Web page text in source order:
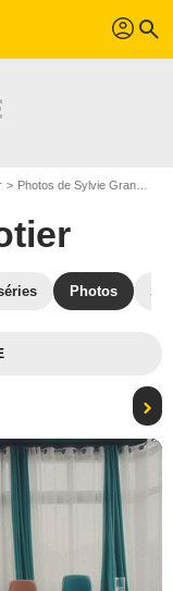
profil search
Photos de Sylvie Granotier
Photos